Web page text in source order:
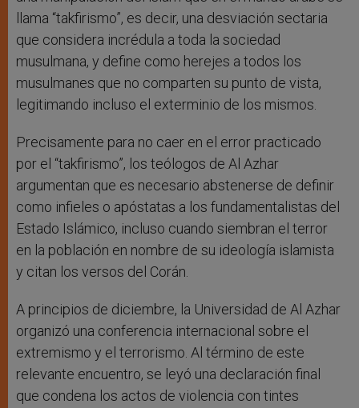
llama “takfirismo”, es decir, una desviación sectaria
que considera incrédula a toda la sociedad
musulmana, y define como herejes a todos los
musulmanes que no comparten su punto de vista,
legitimando incluso el exterminio de los mismos.
Precisamente para no caer en el error practicado
por el “takfirismo”, los teólogos de Al Azhar
argumentan que es necesario abstenerse de definir
como infieles o apóstatas a los fundamentalistas del
Estado Islámico, incluso cuando siembran el terror
en la población en nombre de su ideología islamista
y citan los versos del Corán.
A principios de diciembre, la Universidad de Al Azhar
organizó una conferencia internacional sobre el
extremismo y el terrorismo. Al término de este
relevante encuentro, se leyó una declaración final
que condena los actos de violencia con tintes